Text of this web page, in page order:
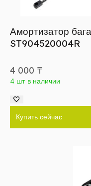
Амортизатор
ST904520004R
4 000 ₸
4 шт в наличии
Купить сейчас